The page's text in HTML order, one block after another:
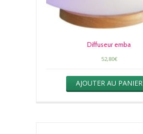
Diffuseur emba
52,80€
AJOUTER AU PANIER